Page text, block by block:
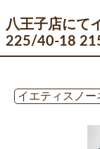
八王子店にて
225/40-18
イエティスノー